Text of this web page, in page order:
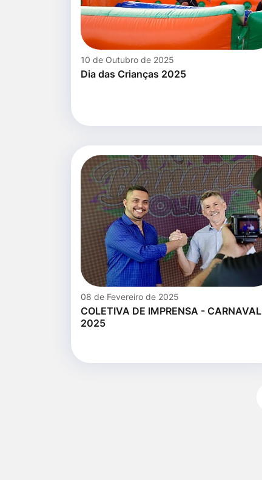
10 de Outubro de 2025
Dia das Crianças 2025
08 de Fevereiro de 2025
COLETIVA DE IMPRENSA - CARNAVAL
2025